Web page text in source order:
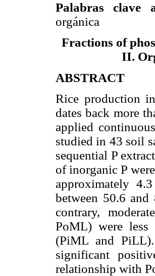
Palabras clave
orgánica
Fractions of
II.
ABSTRACT
Rice production
dates back more
applied
studied in 43 soil
sequential P
of inorganic P
approximately
between 50.6
contrary,
PoML) were less
(PiML and
significant
relationship with